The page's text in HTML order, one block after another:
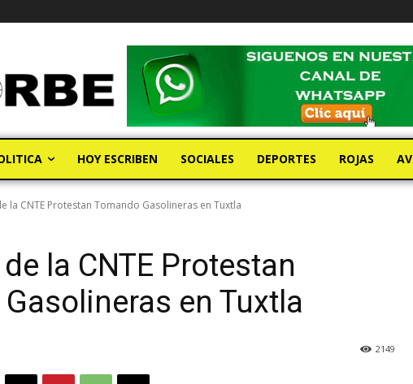
HOY ESCRIBEN SOCIALES DEPORTES ROJAS
la CNTE Protestan Tomando Gasolineras en Tuxtla
la CNTE Protestan
en Tuxtla
2149